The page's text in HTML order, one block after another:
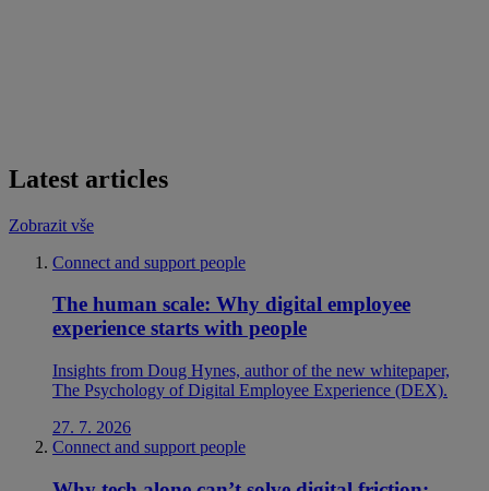
Latest articles
Zobrazit vše
Connect and support people
The human scale: Why digital employee
experience starts with people
Insights from Doug Hynes, author of the new whitepaper,
The Psychology of Digital Employee Experience (DEX).
27. 7. 2026
Connect and support people